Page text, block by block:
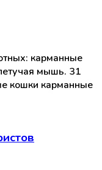
карманные
мышь. 31
кошки карманные